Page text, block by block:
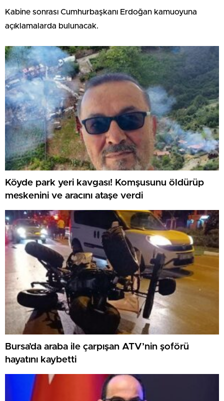
Kabine sonrası Cumhurbaşkanı Erdoğan kamuoyuna
açıklamalarda bulunacak.
Köyde park yeri kavgası! Komşusunu öldürüp
meskenini ve aracını ataşe verdi
Bursa’da araba ile çarpışan ATV’nin şoförü
hayatını kaybetti